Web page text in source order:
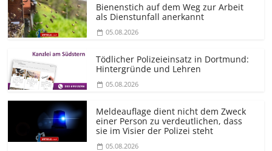
Bienenstich auf dem Weg zur Arbeit
als Dienstunfall anerkannt
05.08.2026
Tödlicher Polizeieinsatz in Dortmund:
Hintergründe und Lehren
05.08.2026
Meldeauflage dient nicht dem Zweck
einer Person zu verdeutlichen, dass
sie im Visier der Polizei steht
05.08.2026